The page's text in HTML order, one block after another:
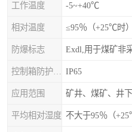
工作温度 -5~+40℃
相对温度 ≤95％（+25℃时）
防爆标志 Exdl,用于煤矿非
IP65
应用范围 矿井、煤矿、井
平均相对湿度 不大于95％（